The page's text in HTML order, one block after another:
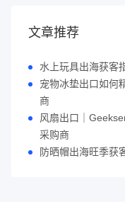
文章推荐
水上玩具出海获客
宠物冰垫出口如何
商
风扇出口｜
采购商
防晒帽出海旺季获